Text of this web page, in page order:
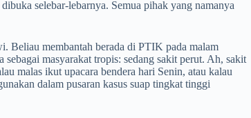
selebar-lebarnya. Semua pihak yang namanya
Beliau membantah berada di PTIK pada malam
masyarakat tropis: sedang sakit perut. Ah, sakit
malas ikut upacara bendera hari Senin, atau kalau
dalam pusaran kasus suap tingkat tinggi